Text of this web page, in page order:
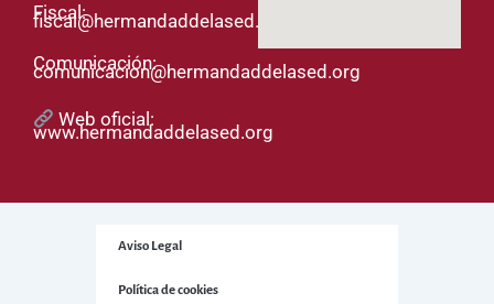
Fiscal:
fiscal@hermandaddelased.org
Comunicación:
comunicacion@hermandaddelased.org
Web oficial:
www.hermandaddelased.org
Aviso Legal
Política de cookies